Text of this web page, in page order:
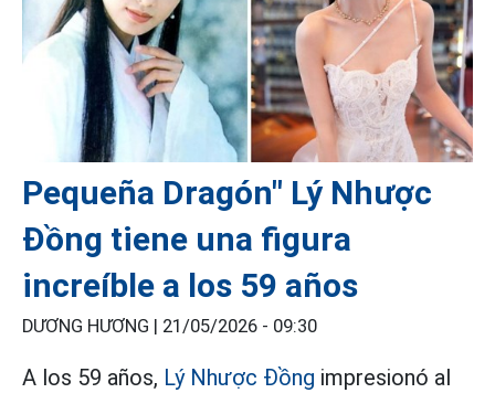
Pequeña Dragón" Lý Nhược
Đồng tiene una figura
increíble a los 59 años
DƯƠNG HƯƠNG | 21/05/2026 - 09:30
A los 59 años, Lý Nhược Đồng impresionó al